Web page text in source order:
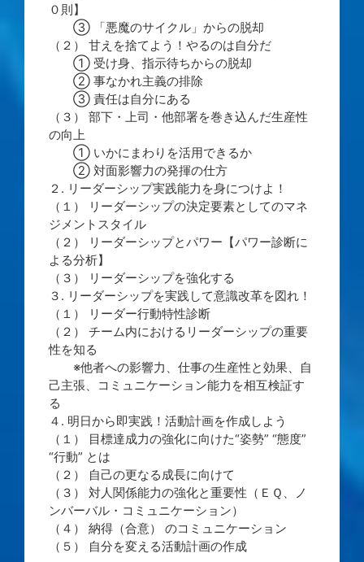
０則】
③ 「悪魔のサイクル」からの脱却
（２） 甘えを捨てよう！やるのは自分だ
① 受け身、指示待ちからの脱却
② 事なかれ主義の排除
③ 責任は自分にある
（３） 部下・上司・他部署を巻き込んだ生産性
の向上
① いかにまわりを活用できるか
② 対面影響力の発揮の仕方
２. リーダーシップ実践能力を身につけよ！
（１） リーダーシップの決定要素としてのマネ
ジメントスタイル
（２） リーダーシップとパワー【パワー診断に
よる分析】
（３） リーダーシップを強化する
３. リーダーシップを実践して意識改革を図れ！
（１） リーダー行動特性診断
（２） チーム内におけるリーダーシップの重要
性を知る
※他者への影響力、仕事の生産性と効果、自
己主張、コミュニケーション能力を相互検証す
る
４. 明日から即実践！活動計画を作成しよう
（１） 目標達成力の強化に向けた“姿勢” “態度”
“行動” とは
（２） 自己の更なる成長に向けて
（３） 対人関係能力の強化と重要性（ＥＱ、ノ
ンバーバル・コミュニケーション）
（４） 納得（合意） のコミュニケーション
（５） 自分を変える活動計画の作成